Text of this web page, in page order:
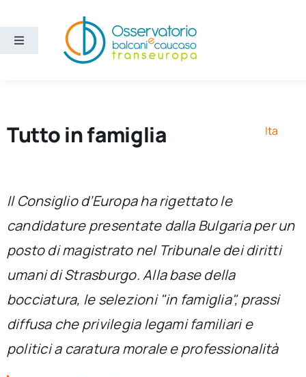
contenuto
Toggle
Sezioni
Chi siamo
Cerca
per:
Newsletter
Tutto in famiglia Ita
Il Consiglio d’Europa ha rigettato le
candidature presentate dalla Bulgaria per un
posto di magistrato nel Tribunale dei diritti
umani di Strasburgo. Alla base della
bocciatura, le selezioni "in famiglia", prassi
diffusa che privilegia legami familiari e
politici a caratura morale e professionalità